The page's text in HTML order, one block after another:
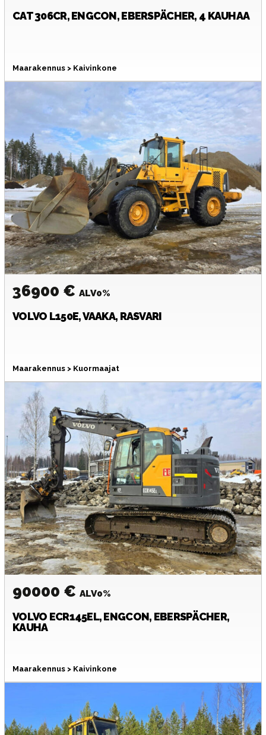
CAT306CR, ENGCON, EBERSPÄCHER, 4 KAUHAA
Maarakennus > Kaivinkone
36900 € ALV0%
VOLVO L150E, VAAKA, RASVARI
Maarakennus > Kuormaajat
90000 € ALV0%
VOLVO ECR145EL, ENGCON, EBERSPÄCHER,
KAUHA
Maarakennus > Kaivinkone